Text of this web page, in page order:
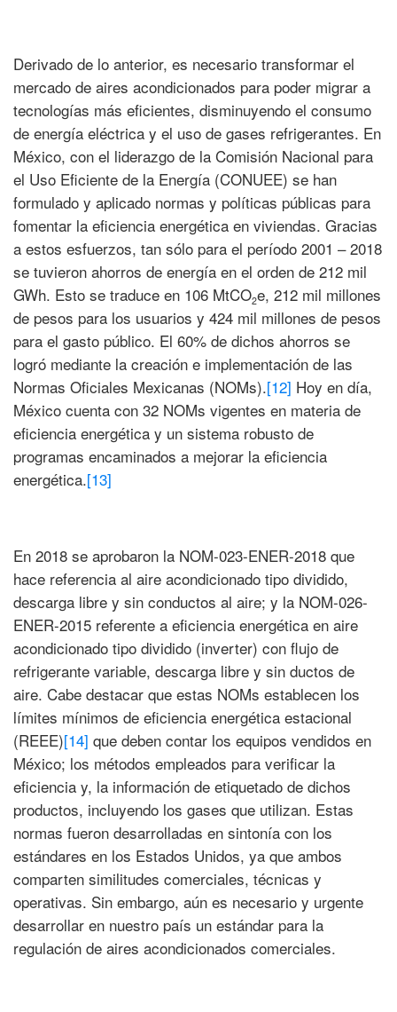
Derivado de lo anterior, es necesario transformar el
mercado de aires acondicionados para poder migrar a
tecnologías más eficientes, disminuyendo el consumo
de energía eléctrica y el uso de gases refrigerantes. En
México, con el liderazgo de la Comisión Nacional para
el Uso Eficiente de la Energía (CONUEE) se han
formulado y aplicado normas y políticas públicas para
fomentar la eficiencia energética en viviendas. Gracias
a estos esfuerzos, tan sólo para el período 2001 – 2018
se tuvieron ahorros de energía en el orden de 212 mil
GWh. Esto se traduce en 106 MtCO2e, 212 mil millones
de pesos para los usuarios y 424 mil millones de pesos
para el gasto público. El 60% de dichos ahorros se
logró mediante la creación e implementación de las
Normas Oficiales Mexicanas (NOMs).[12] Hoy en día,
México cuenta con 32 NOMs vigentes en materia de
eficiencia energética y un sistema robusto de
programas encaminados a mejorar la eficiencia
energética.[13]
En 2018 se aprobaron la NOM-023-ENER-2018 que
hace referencia al aire acondicionado tipo dividido,
descarga libre y sin conductos al aire; y la NOM-026-
ENER-2015 referente a eficiencia energética en aire
acondicionado tipo dividido (inverter) con flujo de
refrigerante variable, descarga libre y sin ductos de
aire. Cabe destacar que estas NOMs establecen los
límites mínimos de eficiencia energética estacional
(REEE)[14] que deben contar los equipos vendidos en
México; los métodos empleados para verificar la
eficiencia y, la información de etiquetado de dichos
productos, incluyendo los gases que utilizan. Estas
normas fueron desarrolladas en sintonía con los
estándares en los Estados Unidos, ya que ambos
comparten similitudes comerciales, técnicas y
operativas. Sin embargo, aún es necesario y urgente
desarrollar en nuestro país un estándar para la
regulación de aires acondicionados comerciales.